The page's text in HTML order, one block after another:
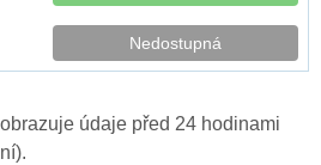
Nedostupná
údaje před 24 hodinami